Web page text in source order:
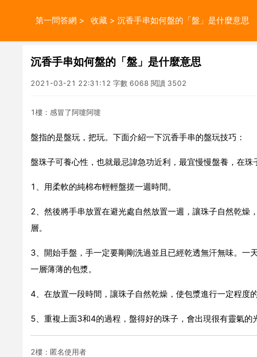
第一問答網 > 收藏 > 沉香手串如何盤的「盤」是什麼意思
沉香手串如何盤的「盤」是什麼意思
2021-03-21 22:31:12 字數 6068 閱讀 3502
1樓：感冒了阿嚏阿嚏
盤指的是盤玩，把玩。下面介紹一下沉香手串的盤玩技巧：
盤珠子可養心性，也就最忌諱急功近利，最宜慢慢盤養，在珠
1、用柔軟的純棉布輕輕盤搓一週時間。
2、然後將手串放置在避光處自然放置一週，讓珠子自然乾燥
層。
3、開始手盤，手一定要剛剛洗過並且已經乾透無汗無味。
一層薄薄的包漿。
4、在放置一段時間，讓珠子自然乾燥，使包漿進行一定程度的
5、重複上面3和4的過程，盤得好的珠子，會出現很有靈氣的
2樓：匿名使用者